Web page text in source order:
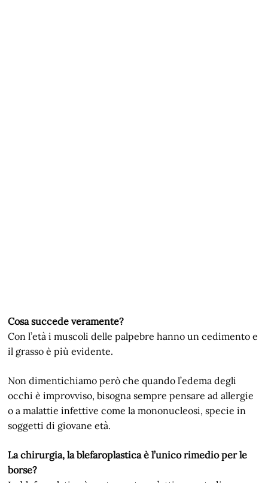
Cosa succede veramente?
Con l’età i muscoli delle palpebre hanno un cedimento e
il grasso è più evidente.
Non dimentichiamo però che quando l’edema degli
occhi è improvviso, bisogna sempre pensare ad allergie
o a malattie infettive come la mononucleosi, specie in
soggetti di giovane età.
La chirurgia, la blefaroplastica è l’unico rimedio per le
borse?